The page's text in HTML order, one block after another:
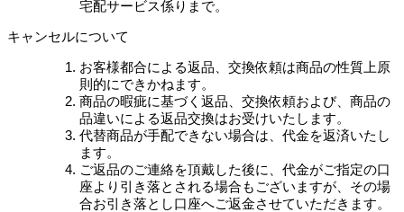
宅配サービス係りまで。
キャンセルについて
お客様都合による返品、交換依頼は商品の性質上原
則的にできかねます。
商品の暇疵に基づく返品、交換依頼および、商品の
品違いによる返品交換はお受けいたします。
代替商品が手配できない場合は、代金を返済いたし
ます。
ご返品のご連絡を頂戴した後に、代金がご指定の口
座より引き落とされる場合もございますが、その場
合お引き落とし口座へご返金させていただきます。